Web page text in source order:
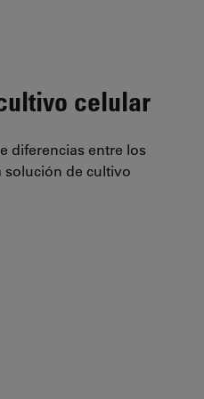
celular
diferencias entre los
solución de cultivo